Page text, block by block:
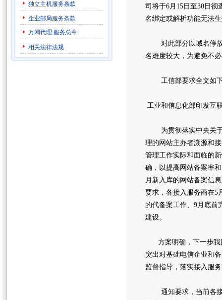
独立主机服务条款
企业邮局服务条款
万网代理 服务总章
相关法律法规
司将于6月15日至30日彻
名绑定或解析功能无法
对此部分以域名停放
名难度较大，为避免不
工信部要求全文如
工业和信息化部印发互
为贯彻落实中央关于
理的网站主办者溯源和
管理工作实际和面临的
确，以提高网站备案率
月新入库的网站备案信
要求，各接入服务商在5
的代备案工作、9月底前
建设。
方案明确，下一步我
突出对基础电信企业和
监督指导，落实接入服
通知要求，当前各接